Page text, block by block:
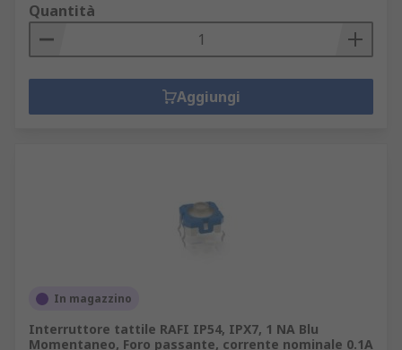
Quantità
Aggiungi
In magazzino
Interruttore tattile RAFI IP54, IPX7, 1 NA Blu
Momentaneo, Foro passante, corrente nominale 0.1A